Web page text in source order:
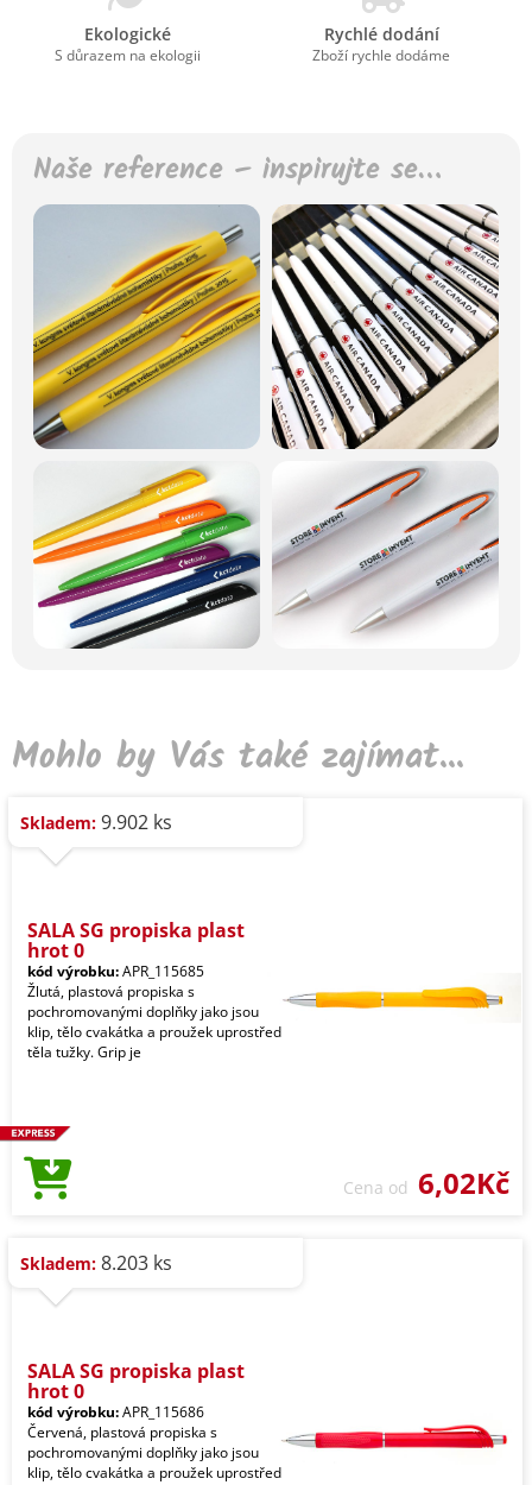
Ekologické
S důrazem na ekologii
Rychlé dodání
Zboží rychle dodáme
Naše reference – inspirujte se…
Mohlo by Vás také zajímat...
Skladem: 9.902 ks
SALA SG propiska plast
hrot 0
kód výrobku:APR_115685
Žlutá, plastová propiska s
pochromovanými doplňky jako jsou
klip, tělo cvakátka a proužek uprostřed
těla tužky. Grip je
Cena od 6,02Kč
Skladem: 8.203 ks
SALA SG propiska plast
hrot 0
kód výrobku:APR_115686
Červená, plastová propiska s
pochromovanými doplňky jako jsou
klip, tělo cvakátka a proužek uprostřed